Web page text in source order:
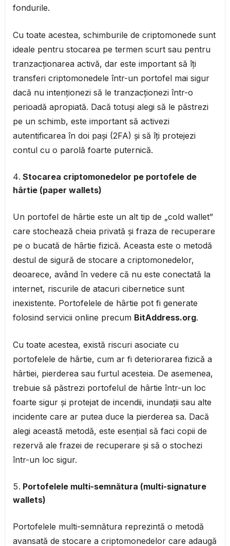
fondurile.
Cu toate acestea, schimburile de criptomonede sunt
ideale pentru stocarea pe termen scurt sau pentru
tranzacționarea activă, dar este important să îți
transferi criptomonedele într-un portofel mai sigur
dacă nu intenționezi să le tranzacționezi într-o
perioadă apropiată. Dacă totuși alegi să le păstrezi
pe un schimb, este important să activezi
autentificarea în doi pași (2FA) și să îți protejezi
contul cu o parolă foarte puternică.
Stocarea criptomonedelor pe portofele de
hârtie (paper wallets)
Un portofel de hârtie este un alt tip de „cold wallet”
care stochează cheia privată și fraza de recuperare
pe o bucată de hârtie fizică. Aceasta este o metodă
destul de sigură de stocare a criptomonedelor,
deoarece, având în vedere că nu este conectată la
internet, riscurile de atacuri cibernetice sunt
inexistente. Portofelele de hârtie pot fi generate
folosind servicii online precum BitAddress.org.
Cu toate acestea, există riscuri asociate cu
portofelele de hârtie, cum ar fi deteriorarea fizică a
hârtiei, pierderea sau furtul acesteia. De asemenea,
trebuie să păstrezi portofelul de hârtie într-un loc
foarte sigur și protejat de incendii, inundații sau alte
incidente care ar putea duce la pierderea sa. Dacă
alegi această metodă, este esențial să faci copii de
rezervă ale frazei de recuperare și să o stochezi
într-un loc sigur.
Portofelele multi-semnătura (multi-signature
wallets)
Portofelele multi-semnătura reprezintă o metodă
avansată de stocare a criptomonedelor care adaugă